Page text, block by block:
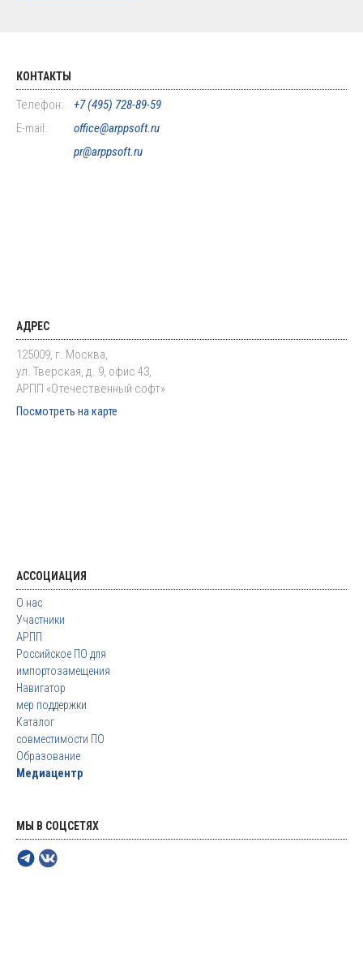
КОНТАКТЫ
Телефон:
+7 (495) 728-89-59
E-mail:
office@arppsoft.ru
pr@arppsoft.ru
АДРЕС
125009, г. Москва,
ул. Тверская, д. 9, офис 43,
АРПП «Отечественный софт»
Посмотреть на карте
АССОЦИАЦИЯ
О нас
Участники
АРПП
Российское ПО для
импортозамещения
Навигатор
мер поддержки
Каталог
совместимости ПО
Образование
Медиацентр
МЫ В СОЦСЕТЯХ